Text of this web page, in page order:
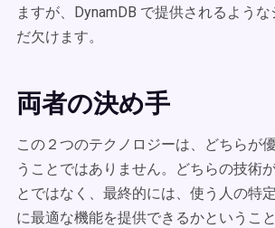
ますが、DynamDB で提供されるよう
だ欠けます。
両者の決め手
この２つのテクノロジーは、どちらが
うことではありません。どちらの技術
とではなく、最終的には、使う人の特
に最適な機能を提供できるかということ